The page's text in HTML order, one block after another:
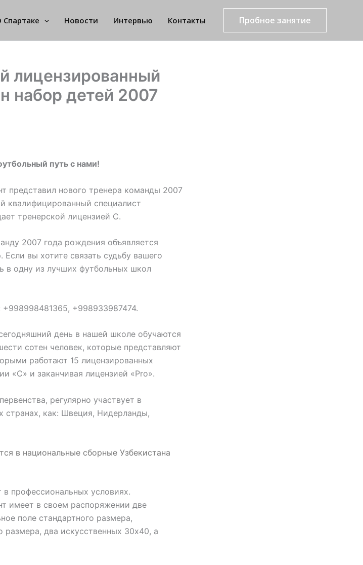
Спартаке Новости Интервью Контакты Пробное занятие
лицензированный
набор детей 2007
путь с нами!
представил нового тренера команды 2007
квалифицированный специалист
тренерской лицензией С.
2007 года рождения объявляется
Если вы хотите связать судьбу вашего
в одну из лучших футбольных школ
+998933987474.
день в нашей школе обучаются
сотен человек, которые представляют
работают 15 лицензированных
«С» и заканчивая лицензией «Pro».
регулярно участвует в
странах, как: Швеция, Нидерланды,
в национальные сборные Узбекистана
профессиональных условиях.
имеет в своем распоряжении две
поле стандартного размера,
размера, два искусственных 30х40, а